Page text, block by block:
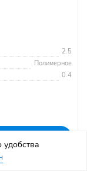
2.5
Полимерное
0.4